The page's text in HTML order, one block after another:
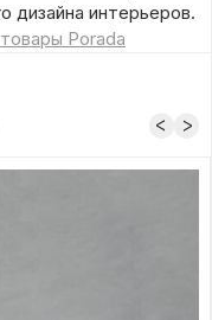
дизайна интерьеров.
Porada